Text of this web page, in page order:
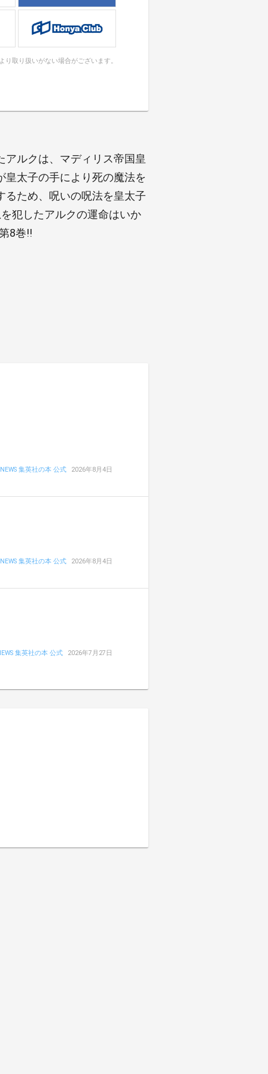
り取り扱いがない場合がございます。
ルクは、マディリス帝国皇
太子の手により死の魔法を
るため、呪いの呪法を皇太子
犯したアルクの運命はいか
8巻!!
NEWS 集英社の本 公式 2026年8月4日
NEWS 集英社の本 公式 2026年8月4日
集英社の本 公式 2026年7月27日